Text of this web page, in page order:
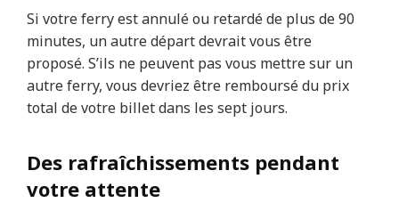
Si votre ferry est annulé ou retardé de plus de 90
minutes, un autre départ devrait vous être
proposé. S’ils ne peuvent pas vous mettre sur un
autre ferry, vous devriez être remboursé du prix
total de votre billet dans les sept jours.
Des rafraîchissements pendant
votre attente